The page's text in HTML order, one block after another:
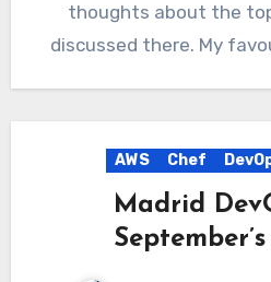
thoughts about the
discussed there. My
AWS Chef
Madrid